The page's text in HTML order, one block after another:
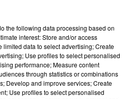
de Molière
ce classique, en
ou en famille
Voir plus
the following data processing based on
interest: Store and/or access
limited data to select advertising; Create
Use profiles to select personalised
performance; Measure content
through statistics or combinations
Develop and improve services; Create
Use profiles to select personalised